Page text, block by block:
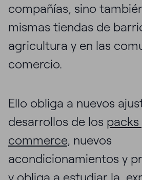
compañías, sino
mismas tiendas de
agricultura y en las
comercio.
Ello obliga a nuevos
desarrollos de los
commerce, nuevos
acondicionamientos y